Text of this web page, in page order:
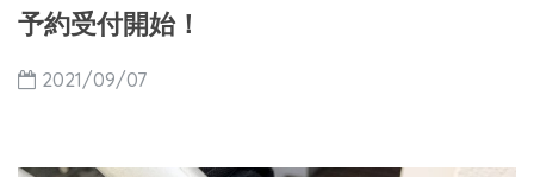
予約受付開始！
2021/09/07